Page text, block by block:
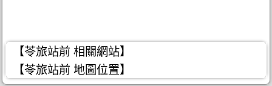
【苓旅站前 相關網站】
【苓旅站前 地圖位置】